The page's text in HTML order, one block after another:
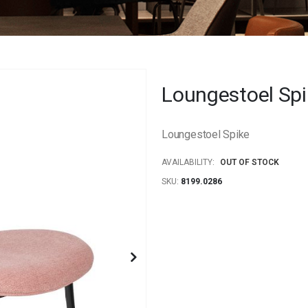
Loungestoel
Loungestoel Spike
AVAILABILITY:
OUT OF STOCK
SKU 8199.0286